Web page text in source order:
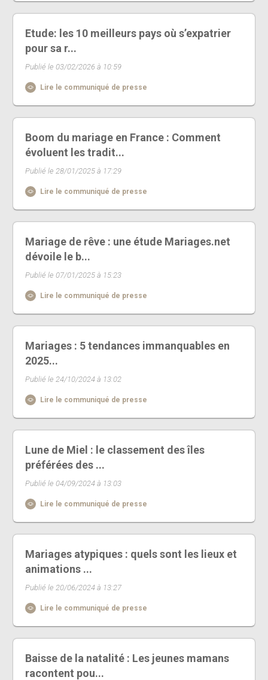
Etude: les 10 meilleurs pays où s’expatrier
pour sa r...
Publié le 03/02/2026 à 10:59
Lire le communiqué de presse
Boom du mariage en France : Comment
évoluent les tradit...
Publié le 28/01/2025 à 17:29
Lire le communiqué de presse
Mariage de rêve : une étude Mariages.net
dévoile le b...
Publié le 07/01/2025 à 15:23
Lire le communiqué de presse
Mariages : 5 tendances immanquables en
2025...
Publié le 24/10/2024 à 13:02
Lire le communiqué de presse
Lune de Miel : le classement des îles
préférées des ...
Publié le 04/09/2024 à 13:03
Lire le communiqué de presse
Mariages atypiques : quels sont les lieux et
animations ...
Publié le 20/06/2024 à 13:27
Lire le communiqué de presse
Baisse de la natalité : Les jeunes mamans
racontent pou...